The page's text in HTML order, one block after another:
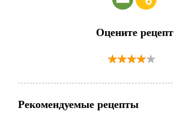
Оцените рецепт
Рекомендуемые рецепты